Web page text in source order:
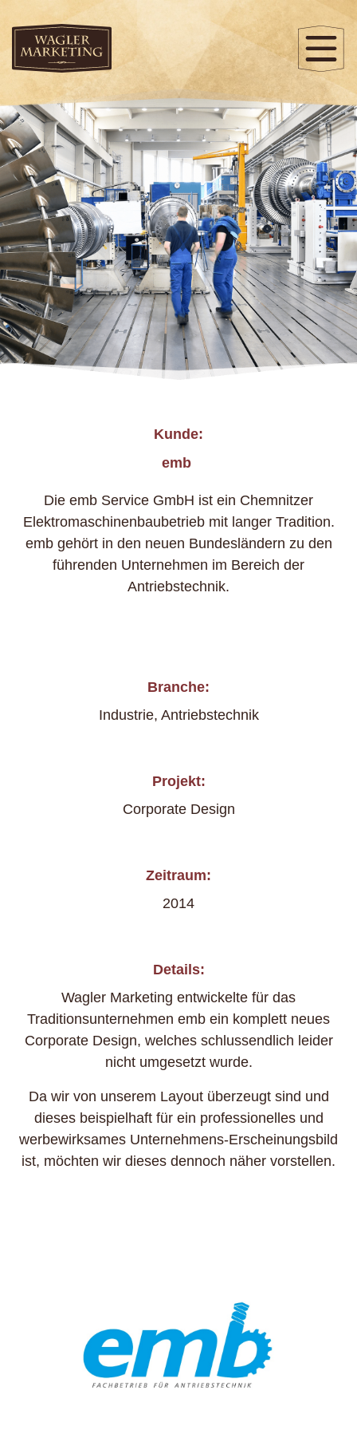
Kunde:
emb
Die emb Service GmbH ist ein Chemnitzer
Elektromaschinenbaubetrieb mit langer Tradition.
emb gehört in den neuen Bundesländern zu den
führenden Unternehmen im Bereich der
Antriebstechnik.
Branche:
Industrie, Antriebstechnik
Projekt:
Corporate Design
Zeitraum:
2014
Details:
Wagler Marketing entwickelte für das
Traditionsunternehmen emb ein komplett neues
Corporate Design, welches schlussendlich leider
nicht umgesetzt wurde.
Da wir von unserem Layout überzeugt sind und
dieses beispielhaft für ein professionelles und
werbewirksames Unternehmens-Erscheinungsbild
ist, möchten wir dieses dennoch näher vorstellen.